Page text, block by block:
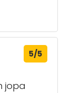
5/5
jopa